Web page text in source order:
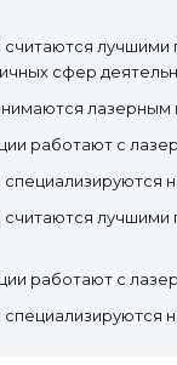
считаются
сфер
лазерным
работают с
считаются
работают с